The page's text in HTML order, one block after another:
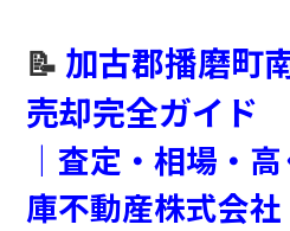
📝 加古郡播磨町
売却完全ガイド
｜査定・相場・
庫不動産株式会社